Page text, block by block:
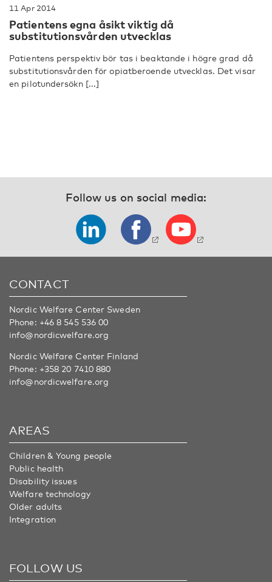
11 Apr 2014
Patientens egna åsikt viktig då
substitutionsvården utvecklas
Patientens perspektiv bör tas i beaktande i högre grad då
substitutionsvården för opiatberoende utvecklas. Det visar
en pilotundersökn [...]
Follow us on social media:
CONTACT
Nordic Welfare Center Sweden
Phone: +46 8 545 536 00
info@nordicwelfare.org
Nordic Welfare Center Finland
Phone: +358 20 7410 880
info@nordicwelfare.org
AREAS
Children & Young people
Public health
Disability issues
Welfare technology
Older adults
Integration
FOLLOW US